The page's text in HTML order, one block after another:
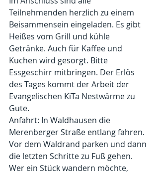
Teilnehmenden herzlich zu einem
Beisammensein eingeladen. Es gibt
Heißes vom Grill und kühle
Getränke. Auch für Kaffee und
Kuchen wird gesorgt. Bitte
Essgeschirr mitbringen. Der Erlös
des Tages kommt der Arbeit der
Evangelischen KiTa Nestwärme zu
Gute.
Anfahrt: In Waldhausen die
Merenberger Straße entlang fahren.
Vor dem Waldrand parken und dann
die letzten Schritte zu Fuß gehen.
Wer ein Stück wandern möchte,